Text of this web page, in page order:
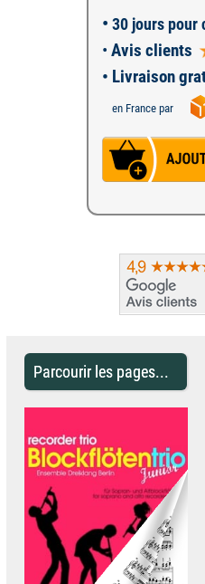
• 30 jours pour
• Avis clients
• Livraison
en France par
Parcourir les pages...